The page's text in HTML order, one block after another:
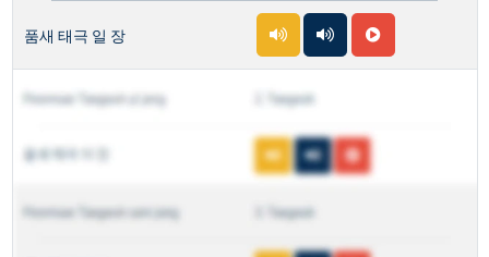
품새 태극 일 장